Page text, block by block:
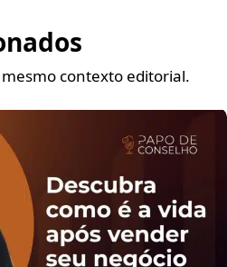
contexto editorial.